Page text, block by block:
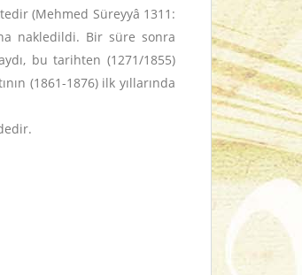
(Mehmed Süreyyâ 1311:
nakledildi. Bir süre sonra
bu tarihten (1271/1855)
(1861-1876) ilk yıllarında